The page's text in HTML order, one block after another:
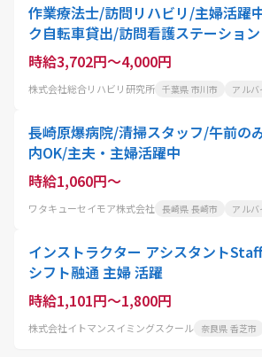
作業療法士/訪問リハビリ/主婦活躍
ク自転車貸出/訪問看護ステーション
時給3,702円～4,000円
株式会社総合リハビリ研究所 千葉県 市川市 アルバ
長崎原爆病院/清掃スタッフ/午前の
内OK/主夫・主婦活躍中
時給1,060円～
ワタキューセイモア株式会社 長崎県 長崎市 アルバ
インストラクター アシスタント
シフト融通 主婦 活躍
時給1,101円～1,800円
株式会社イトマンスイミングスクール 奈良県 香芝市